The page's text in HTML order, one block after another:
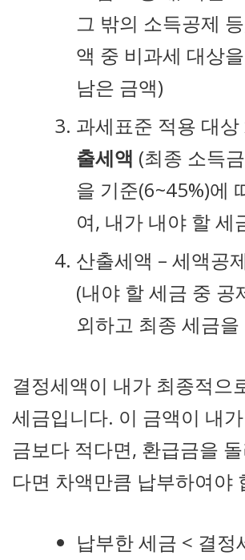
그 밖의 소득공제
액 중 비과세 대상
남은 금액)
과세표준 적용 대상
출세액 (최종 소득
을 기준(6~45%)에
여, 내가 내야 할 세
산출세액 – 세액공
(내야 할 세금 중 공
외하고 최종 세금을
결정세액이 내가 최종적으
세금입니다. 이 금액이 내
금보다 적다면, 환급금을
다면 차액만큼 납부하여야
납부한 세금 < 결정